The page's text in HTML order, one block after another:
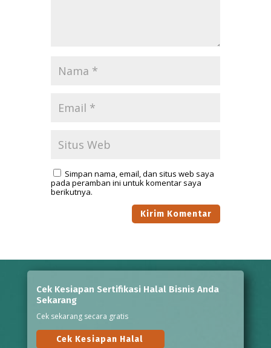
Simpan nama, email, dan situs web saya
pada peramban ini untuk komentar saya
berikutnya.
Cek Kesiapan Sertifikasi Halal Bisnis Anda
Sekarang
Cek sekarang secara gratis
Cek Kesiapan Halal